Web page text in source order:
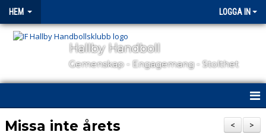
HEM LOGGA IN
Hallby Handboll
Gemenskap - Engagemang - Stolthet
HEM >
<
Missa inte årets